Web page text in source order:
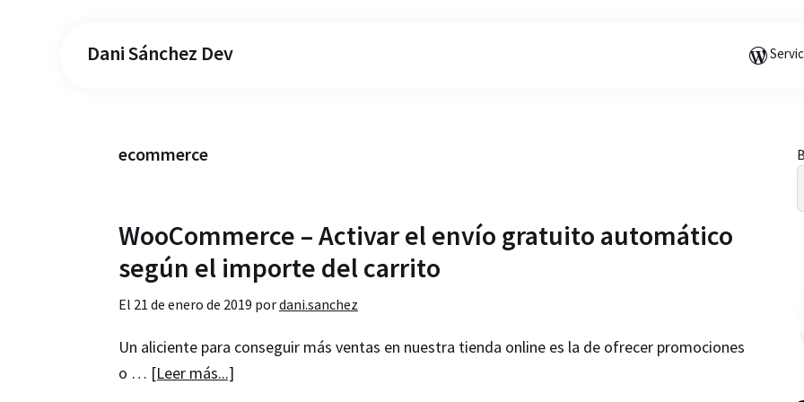
Dani Sánchez Dev
ecommerce
WooCommerce – Activar el envío gratuito automático
según el importe del carrito
El 21 de enero de 2019 pordani.sanchez
Un aliciente para conseguir más ventas en nuestra tienda online es la de ofrecer promociones
o … [Leer más...]